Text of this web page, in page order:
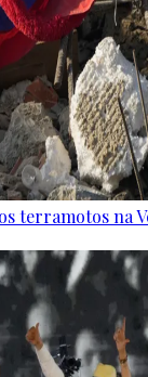
terramotos na